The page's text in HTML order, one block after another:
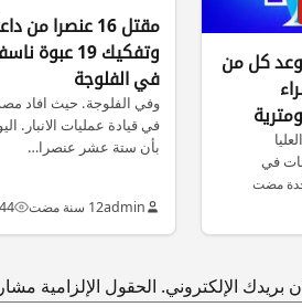
كل من
في
عزمها
مضت
مقتل 16 عنصرا من
وتفكيك 19 عبوة
في الفلوجة
وفي الفلوجة. حيث افاد
في قيادة عمليات الانبار.
بأن ستة عشر عنصرا…
admin12 سنة مضت
بريدك الإلكتروني. الحقول الإلزامية مشار